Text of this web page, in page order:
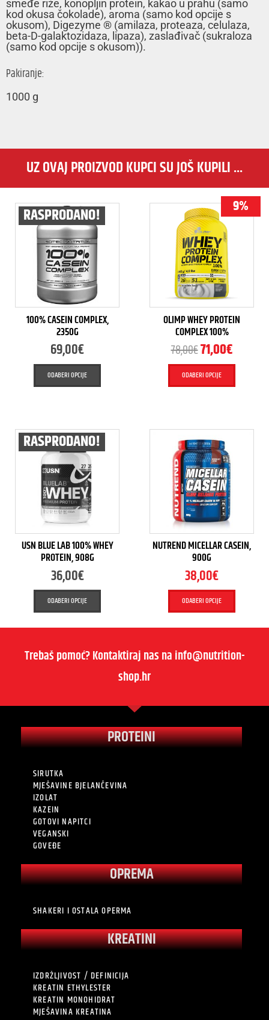
smeđe riže, konopljin protein, kakao u prahu (samo
kod okusa čokolade), aroma (samo kod opcije s
okusom), Digezyme ® (amilaza, proteaza, celulaza,
beta-D-galaktozidaza, lipaza), zaslađivač (sukraloza
(samo kod opcije s okusom)).
Pakiranje:
1000 g
UZ OVAJ PROIZVOD KUPCI SU JOŠ KUPILI ...
RASPRODANO!
100% CASEIN COMPLEX,
2350G
69,00€
ODABERI OPCIJE
9%
OLIMP WHEY PROTEIN
COMPLEX 100%
78,00€71,00€
ODABERI OPCIJE
RASPRODANO!
USN BLUE LAB 100% WHEY
PROTEIN, 908G
36,00€
ODABERI OPCIJE
NUTREND MICELLAR CASEIN,
900G
38,00€
ODABERI OPCIJE
Trebaš pomoć? Kontaktiraj nas na info@nutrition-
shop.hr
PROTEINI
SIRUTKA
MJEŠAVINE BJELANČEVINA
IZOLAT
KAZEIN
GOTOVI NAPITCI
VEGANSKI
GOVEĐE
OPREMA
SHAKERI I OSTALA OPERMA
KREATINI
IZDRŽLJIVOST / DEFINICIJA
KREATIN ETHYLESTER
KREATIN MONOHIDRAT
MJEŠAVINA KREATINA